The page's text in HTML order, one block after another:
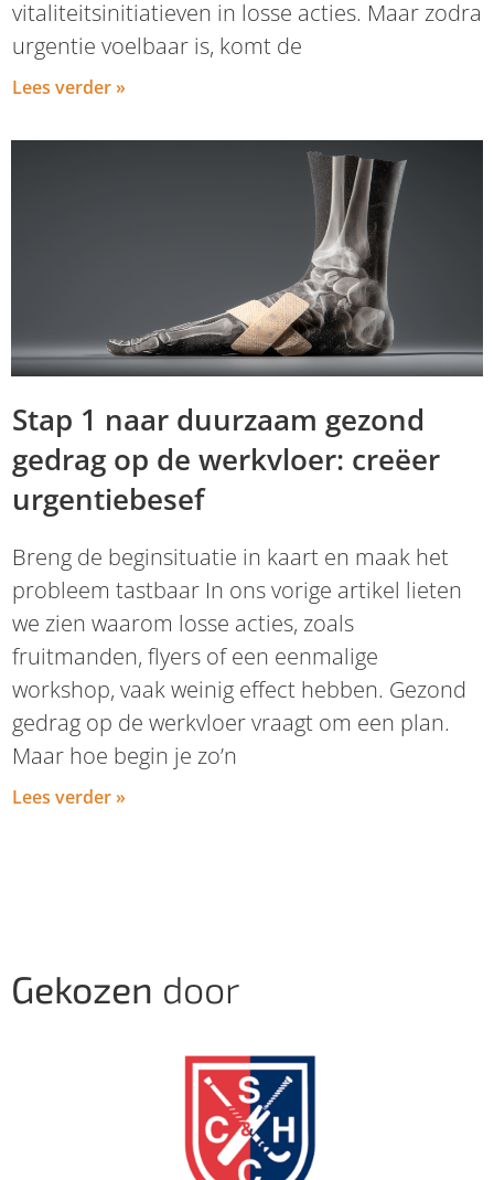
vitaliteitsinitiatieven in losse acties. Maar zodra
urgentie voelbaar is, komt de
Lees verder »
Stap 1 naar duurzaam gezond
gedrag op de werkvloer: creëer
urgentiebesef
Breng de beginsituatie in kaart en maak het
probleem tastbaar In ons vorige artikel lieten
we zien waarom losse acties, zoals
fruitmanden, flyers of een eenmalige
workshop, vaak weinig effect hebben. Gezond
gedrag op de werkvloer vraagt om een plan.
Maar hoe begin je zo’n
Lees verder »
Gekozen door